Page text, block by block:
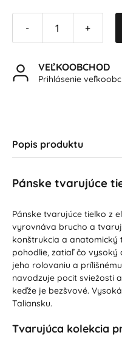
- +
VEĽKOOBCHOD
Prihlásenie
Popis produktu
Pánske tvarujúce
Pánske tvarujúce tielko z
vyrovnáva brucho a
konštrukcia a anatomický
pohodlie, zatiaľ čo
jeho rolovaniu a
navodzuje pocit sviežosti
keďže je bezšvové.
Taliansku.
Tvarujúca kolekcia